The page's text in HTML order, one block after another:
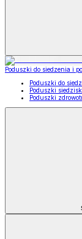
Poduszki do siedzenia i
Poduszki do
Poduszki
Poduszki